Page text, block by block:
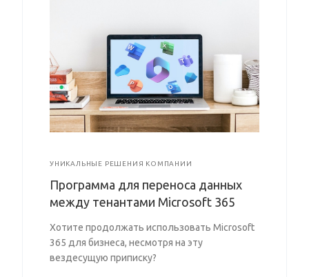
УНИКАЛЬНЫЕ РЕШЕНИЯ КОМПАНИИ
Программа для переноса данных
между тенантами Microsoft 365
Хотите продолжать использовать Microsoft
365 для бизнеса, несмотря на эту
вездесущую приписку?